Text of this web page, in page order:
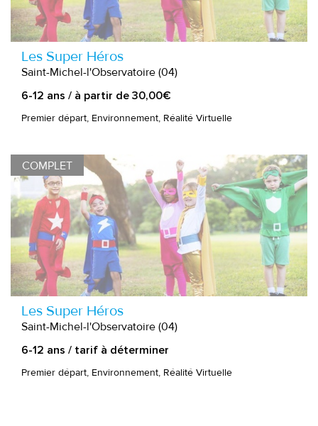
Les Super Héros
Saint-Michel-l'Observatoire (04)
6-12 ans / à partir de 30,00€
Premier départ, Environnement, Réalité Virtuelle
COMPLET
Les Super Héros
Saint-Michel-l'Observatoire (04)
6-12 ans / tarif à déterminer
Premier départ, Environnement, Réalité Virtuelle